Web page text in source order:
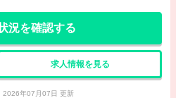
況を確認する
求人情報を見る
2026年07月07日 更新